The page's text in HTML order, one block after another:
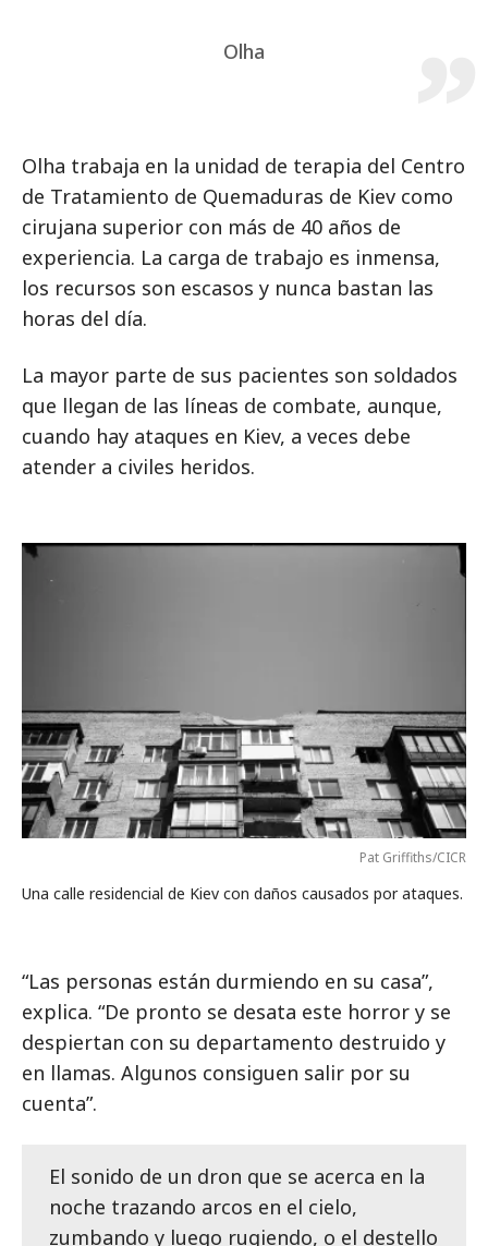
Olha
Olha trabaja en la unidad de terapia del Centro
de Tratamiento de Quemaduras de Kiev como
cirujana superior con más de 40 años de
experiencia. La carga de trabajo es inmensa,
los recursos son escasos y nunca bastan las
horas del día.
La mayor parte de sus pacientes son soldados
que llegan de las líneas de combate, aunque,
cuando hay ataques en Kiev, a veces debe
atender a civiles heridos.
Pat Griffiths/CICR
Una calle residencial de Kiev con daños causados por ataques.
“Las personas están durmiendo en su casa”,
explica. “De pronto se desata este horror y se
despiertan con su departamento destruido y
en llamas. Algunos consiguen salir por su
cuenta”.
El sonido de un dron que se acerca en la
noche trazando arcos en el cielo,
zumbando y luego rugiendo, o el destello